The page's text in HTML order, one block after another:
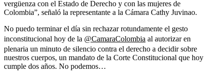
vergüenza con el Estado de Derecho y con las mujeres de
Colombia”, señaló la representante a la Cámara Cathy Juvinao.
No puedo terminar el día sin rechazar rotundamente el gesto
inconstitucional hoy de la @CamaraColombia al autorizar en
plenaria un minuto de silencio contra el derecho a decidir sobre
nuestros cuerpos, un mandato de la Corte Constitucional que hoy
cumple dos años. No podemos…